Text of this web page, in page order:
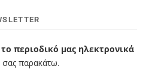
περιοδικό μας ηλεκτρονικά
παρακάτω.